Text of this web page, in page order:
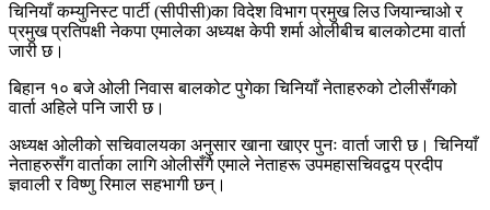
चिनियाँ कम्युनिस्ट पार्टी (सीपीसी)का विदेश विभाग प्रमुख लिउ जियान्चाओ र
प्रमुख प्रतिपक्षी नेकपा एमालेका अध्यक्ष केपी शर्मा ओलीबीच बालकोटमा वार्ता
जारी छ।
बिहान १० बजे ओली निवास बालकोट पुगेका चिनियाँ नेताहरुको टोलीसँगको
वार्ता अहिले पनि जारी छ।
अध्यक्ष ओलीको सचिवालयका अनुसार खाना खाएर पुनः वार्ता जारी छ। चिनियाँ
नेताहरुसँग वार्ताका लागि ओलीसँगै एमाले नेताहरू उपमहासचिवद्वय प्रदीप
ज्ञवाली र विष्णु रिमाल सहभागी छन्।